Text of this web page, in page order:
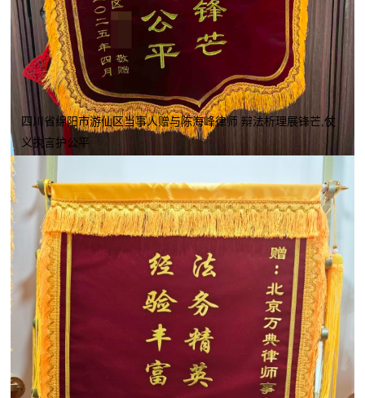
四川省绵阳市游仙区当事人赠与陈海峰律师 辩法析理展锋芒,仗
义执言护公平